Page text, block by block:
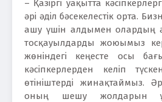
– Қазіргі уақытта
әрі әділ бәсекелестік орта.
ашу үшін алдымен олардың
тосқауылдарды жоюымыз
жөніндегі кеңесте осы
кәсіпкерлерден келіп
өтініштерді жинақтаймыз.
оның шешу жолдарын